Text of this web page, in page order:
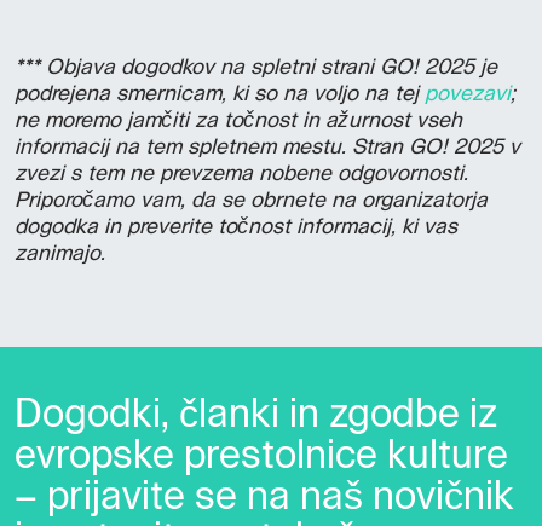
*** Objava dogodkov na spletni strani GO! 2025 je
podrejena smernicam, ki so na voljo na tej povezavi;
ne moremo jamčiti za točnost in ažurnost vseh
informacij na tem spletnem mestu. Stran GO! 2025 v
zvezi s tem ne prevzema nobene odgovornosti.
Priporočamo vam, da se obrnete na organizatorja
dogodka in preverite točnost informacij, ki vas
zanimajo.
Dogodki, članki in zgodbe iz
evropske prestolnice kulture
– prijavite se na naš novičnik